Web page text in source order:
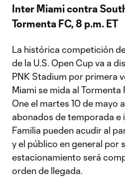
Inter Miami contra
Tormenta FC, 8 p.m. ET
La histórica competición
de la U.S. Open Cup va a
PNK Stadium por primera
Miami se mida al Tormenta
One el martes 10 de mayo
abonados de temporada e
Familia pueden acudir al
y el público en general por
estacionamiento será
orden de llegada.